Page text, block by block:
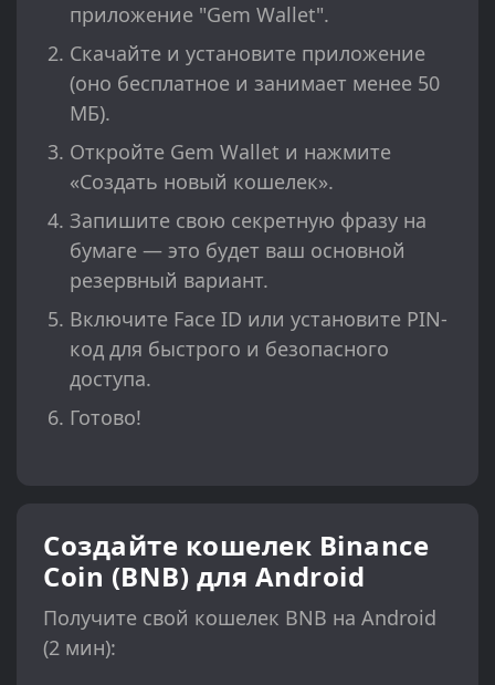
приложение "Gem Wallet".
Скачайте и установите приложение
(оно бесплатное и занимает менее 50
МБ).
Откройте Gem Wallet и нажмите
«Создать новый кошелек».
Запишите свою секретную фразу на
бумаге — это будет ваш основной
резервный вариант.
Включите Face ID или установите PIN-
код для быстрого и безопасного
доступа.
Готово!
Создайте кошелек Binance
Coin (BNB) для Android
Получите свой кошелек BNB на Android
(2 мин):